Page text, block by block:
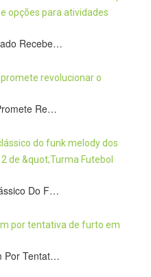
Recebe…
Re…
Do F…
Por Tentat…